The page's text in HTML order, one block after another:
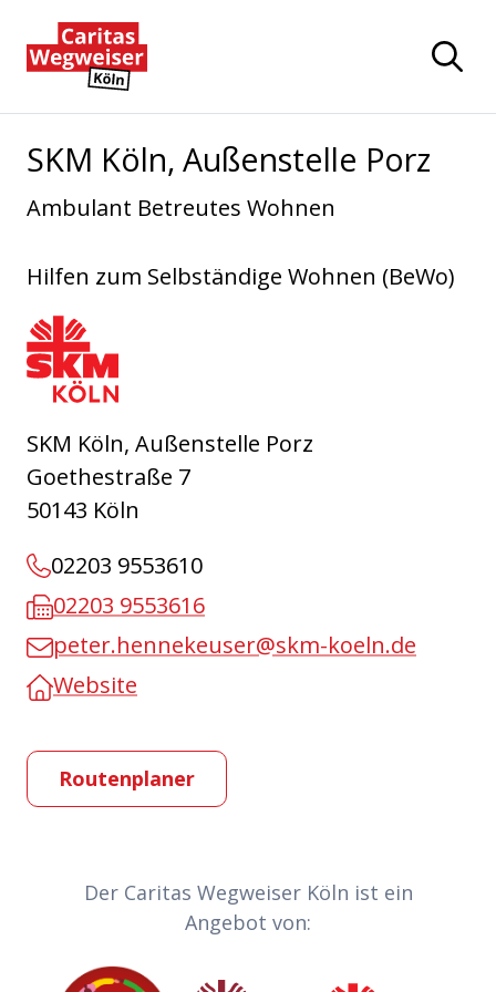
Zur Startseite navigieren
SKM Köln, Außenstelle Porz
Ambulant Betreutes Wohnen
Hilfen zum Selbständige Wohnen (BeWo)
SKM Köln - Sozialdienst Katholischer Männer
SKM Köln, Außenstelle Porz
Goethestraße 7
50143 Köln
02203 9553610
02203 9553616
peter.hennekeuser@skm-koeln.de
Website
Routenplaner
Partner-LinksDer Caritas Wegweiser Köln ist ein
Angebot von:
Caritas